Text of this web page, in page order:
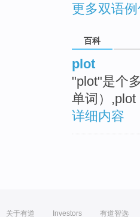
更多双语例
百科
plot
"plot"是个
单词）
详细内容
关于有道 Investors 有道智选